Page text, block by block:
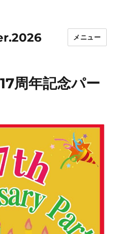
メニュー
周年記念パー